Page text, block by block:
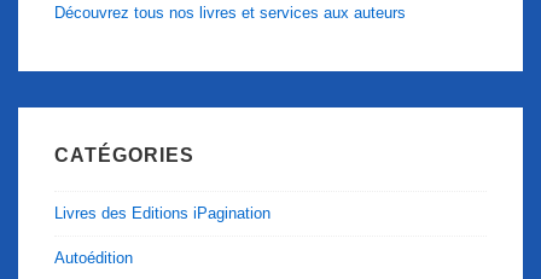
Découvrez tous nos livres et services aux auteurs
CATÉGORIES
Livres des Editions iPagination
Autoédition